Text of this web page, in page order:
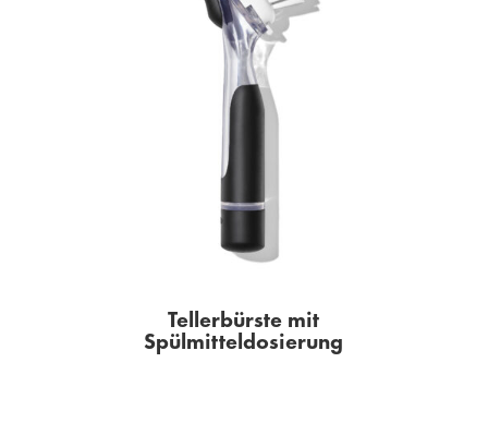
Tellerbürste mit
Spülmitteldosierung